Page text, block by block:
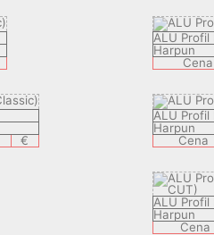
ALU Profil
Harpun
Cena
€
ALU Profil
Harpun
Cena
ALU Profil
Harpun
Cena